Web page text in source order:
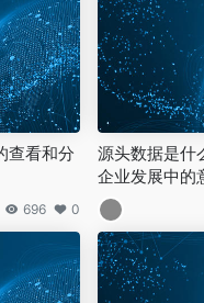
查看和分
696 0
源头数据是什
企业发展中的